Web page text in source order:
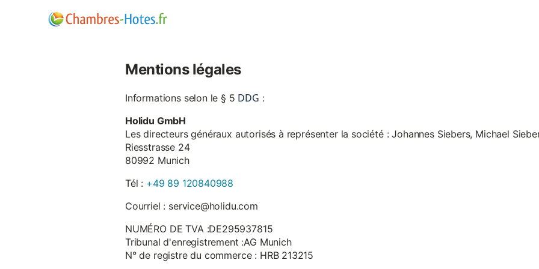
Mentions légales
Informations selon le § 5 DDG :
Holidu GmbH
Les directeurs généraux autorisés à représenter la société : Johannes Siebers, Michael
Riesstrasse 24
80992 Munich
Tél : +49 89 120840988
Courriel : service@holidu.com
NUMÉRO DE TVA :DE295937815
Tribunal d'enregistrement :AG Munich
N° de registre du commerce : HRB 213215